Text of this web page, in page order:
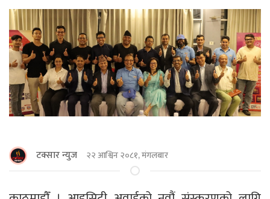
टक्सार न्युज २२ आश्विन २०८१, मंगलबार